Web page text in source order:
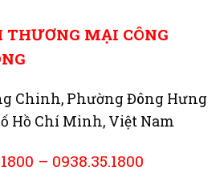
THƯƠNG MẠI CÔNG
Chinh, Phường Đông Hưng
Hồ Chí Minh, Việt Nam
– 0938.35.1800